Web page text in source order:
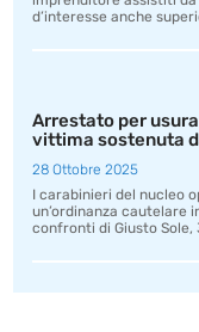
d’interesse anche
Arrestato per
vittima sostenuta
28 Ottobre 2025
I carabinieri del nucleo
un’ordinanza cautelare
confronti di Giusto